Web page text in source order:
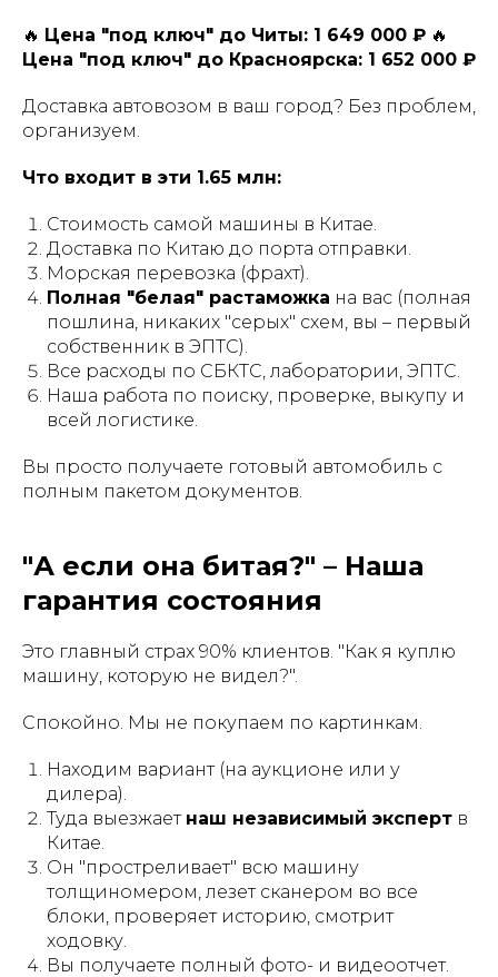
🔥 Цена "под ключ" до Читы: 1 649 000 ₽ 🔥
Цена "под ключ" до Красноярска: 1 652 000 ₽
Доставка автовозом в ваш город? Без проблем,
организуем.
Что входит в эти 1.65 млн:
Стоимость самой машины в Китае.
Доставка по Китаю до порта отправки.
Морская перевозка (фрахт).
Полная "белая" растаможка на вас (полная
пошлина, никаких "серых" схем, вы – первый
собственник в ЭПТС).
Все расходы по СБКТС, лаборатории, ЭПТС.
Наша работа по поиску, проверке, выкупу и
всей логистике.
Вы просто получаете готовый автомобиль с
полным пакетом документов.
"А если она битая?" – Наша
гарантия состояния
Это главный страх 90% клиентов. "Как я куплю
машину, которую не видел?".
Спокойно. Мы не покупаем по картинкам.
Находим вариант (на аукционе или у
дилера).
Туда выезжает наш независимый эксперт в
Китае.
Он "простреливает" всю машину
толщиномером, лезет сканером во все
блоки, проверяет историю, смотрит
ходовку.
Вы получаете полный фото- и видеоотчет.